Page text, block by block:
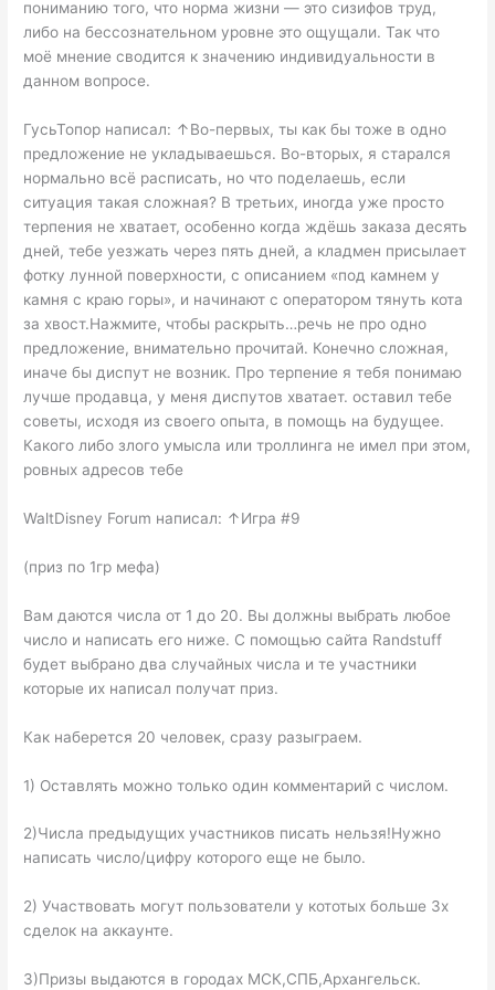
пониманию того, что норма жизни — это сизифов труд,
либо на бессознательном уровне это ощущали. Так что
моё мнение сводится к значению индивидуальности в
данном вопросе.
ГусьТопор написал: ↑Во-первых, ты как бы тоже в одно
предложение не укладываешься. Во-вторых, я старался
нормально всё расписать, но что поделаешь, если
ситуация такая сложная? В третьих, иногда уже просто
терпения не хватает, особенно когда ждёшь заказа десять
дней, тебе уезжать через пять дней, а кладмен присылает
фотку лунной поверхности, с описанием «под камнем у
камня с краю горы», и начинают с оператором тянуть кота
за хвост.Нажмите, чтобы раскрыть…речь не про одно
предложение, внимательно прочитай. Конечно сложная,
иначе бы диспут не возник. Про терпение я тебя понимаю
лучше продавца, у меня диспутов хватает. оставил тебе
советы, исходя из своего опыта, в помощь на будущее.
Какого либо злого умысла или троллинга не имел при этом,
ровных адресов тебе
WaltDisney Forum написал: ↑Игра #9
(приз по 1гр мефа)
Вам даются числа от 1 до 20. Вы должны выбрать любое
число и написать его ниже. С помощью сайта Randstuff
будет выбрано два случайных числа и те участники
которые их написал получат приз.
Как наберется 20 человек, сразу разыграем.
1) Оставлять можно только один комментарий с числом.
2)Числа предыдущих участников писать нельзя!Нужно
написать число/цифру которого еще не было.
2) Участвовать могут пользователи у кототых больше 3х
сделок на аккаунте.
3)Призы выдаются в городах МСК,СПБ,Архангельск.